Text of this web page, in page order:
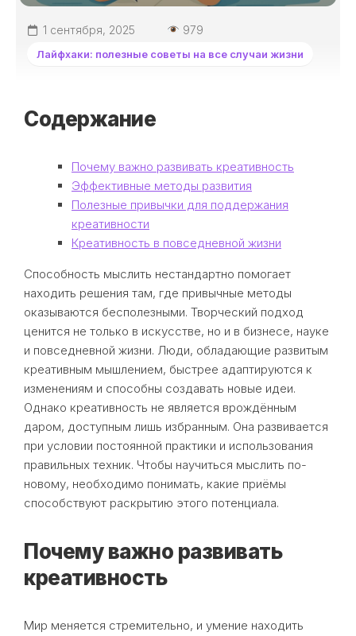
1 сентября, 2025 979
Лайфхаки: полезные советы на все случаи жизни
Содержание
Почему важно развивать креативность
Эффективные методы развития
Полезные привычки для поддержания
креативности
Креативность в повседневной жизни
Способность мыслить нестандартно помогает
находить решения там, где привычные методы
оказываются бесполезными. Творческий подход
ценится не только в искусстве, но и в бизнесе, науке
и повседневной жизни. Люди, обладающие развитым
креативным мышлением, быстрее адаптируются к
изменениям и способны создавать новые идеи.
Однако креативность не является врождённым
даром, доступным лишь избранным. Она развивается
при условии постоянной практики и использования
правильных техник. Чтобы научиться мыслить по-
новому, необходимо понимать, какие приёмы
способствуют раскрытию этого потенциала.
Почему важно развивать
креативность
Мир меняется стремительно, и умение находить